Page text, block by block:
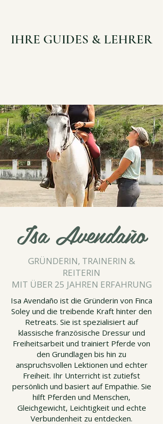
IHRE GUIDES & LEHRER
Isa Avendaño
GRÜNDERIN, TRAINERIN &
REITERIN
MIT ÜBER 25 JAHREN ERFAHRUNG
Isa Avendaño ist die Gründerin von Finca
Soley und die treibende Kraft hinter den
Retreats. Sie ist spezialisiert auf
klassische französische Dressur und
Freiheitsarbeit und trainiert Pferde von
den Grundlagen bis hin zu
anspruchsvollen Lektionen und echter
Freiheit. Ihr Unterricht ist zutiefst
persönlich und basiert auf Empathie. Sie
hilft Pferden und Menschen,
Gleichgewicht, Leichtigkeit und echte
Verbundenheit zu entdecken.